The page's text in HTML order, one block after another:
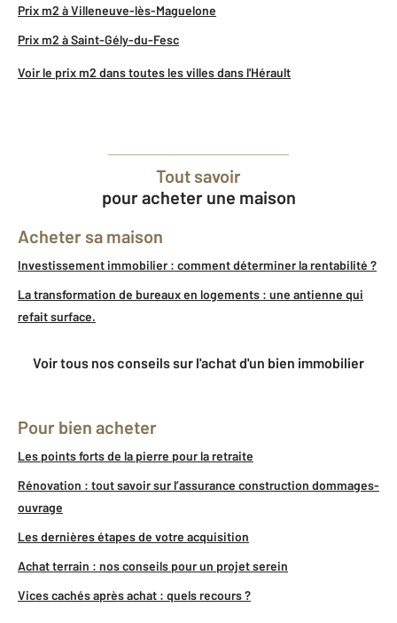
Prix m2 à Villeneuve-lès-Maguelone
Prix m2 à Saint-Gély-du-Fesc
Voir le prix m2 dans toutes les villes dans l'Hérault
Tout savoir
pour acheter une maison
Acheter sa maison
Investissement immobilier : comment déterminer la rentabilité ?
La transformation de bureaux en logements : une antienne qui
refait surface.
Voir tous nos conseils sur l'achat d'un bien immobilier
Pour bien acheter
Les points forts de la pierre pour la retraite
Rénovation : tout savoir sur l’assurance construction dommages-
ouvrage
Les dernières étapes de votre acquisition
Achat terrain : nos conseils pour un projet serein
Vices cachés après achat : quels recours ?